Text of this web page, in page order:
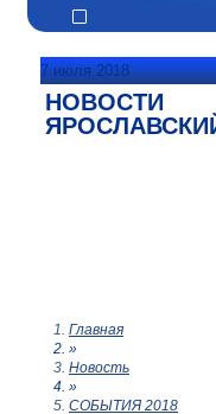
7 июля 2018
НОВОСТИ
Главная
»
Новость
»
СОБЫТИЯ 2018